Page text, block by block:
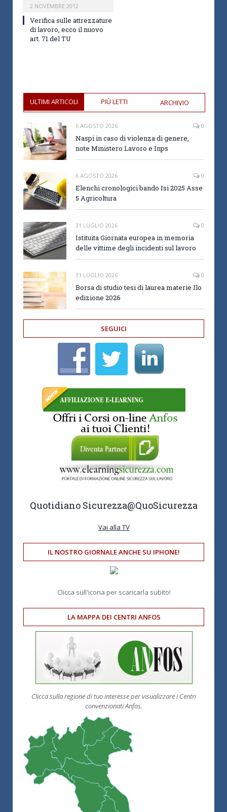
2 NOVEMBRE 2012
Verifica sulle attrezzature
di lavoro, ecco il nuovo
art. 71 del TU
ULTIMI ARTICOLI PIÙ LETTI ARCHIVIO
6 AGOSTO 2026 0
Naspi in caso di violenza di genere,
note Ministero Lavoro e Inps
6 AGOSTO 2026 0
Elenchi cronologici bando Isi 2025 Asse
5 Agricoltura
31 LUGLIO 2026 0
Istituita Giornata europea in memoria
delle vittime degli incidenti sul lavoro
31 LUGLIO 2026 0
Borsa di studio tesi di laurea materie Ilo
edizione 2026
SEGUICI
Quotidiano Sicurezza@QuoSicurezza
Vai alla TV
IL NOSTRO GIORNALE ANCHE SU IPHONE!
Clicca sull'icona per scaricarla subito!
LA MAPPA DEI CENTRI ANFOS
Clicca sulla regione di tuo interesse per visualizzare i Centri
convenzionati Anfos.